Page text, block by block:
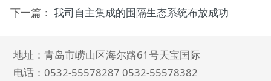
下一篇： 我司自主集成的围隔生态系统布放成功
地址：青岛市崂山区海尔路61号天宝国际
电话：0532-55578287 0532-55578382